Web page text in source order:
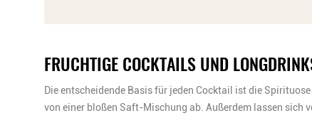
FRUCHTIGE COCKTAILS UND
Die entscheidende Basis für jeden Cocktail ist die
von einer bloßen Saft-Mischung ab. Außerdem lassen sich